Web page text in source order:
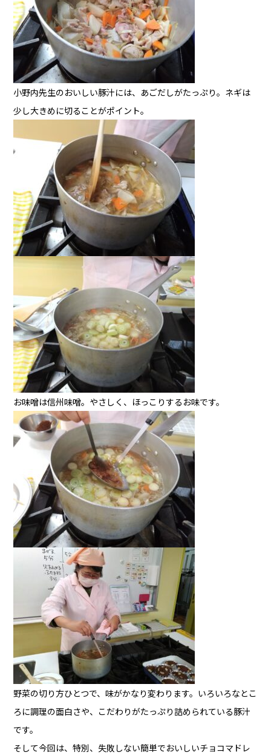
小野内先生のおいしい豚汁には、あごだしがたっぷり。ネギは
少し大きめに切ることがポイント。
お味噌は信州味噌。やさしく、ほっこりするお味です。
野菜の切り方ひとつで、味がかなり変わります。いろいろなとこ
ろに調理の面白さや、こだわりがたっぷり詰められている豚汁
です。
そして今回は、特別、失敗しない簡単でおいしいチョコマドレ